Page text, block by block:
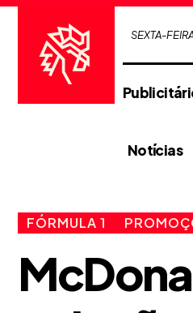
SEXTA-
Notícias
FÓRMULA 1